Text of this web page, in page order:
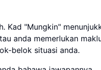
Kad "Mungkin"
anda memerlukan
belok situasi anda.